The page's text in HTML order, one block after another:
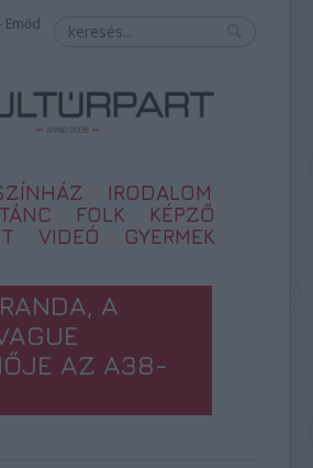
Emőd
IRODALOM
TÁNC FOLK
KÉPZŐ
VIDEÓ GYERMEK
A
AZ A38-